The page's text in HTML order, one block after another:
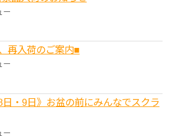
ー
再入荷のご案内■
ー
・9日》お盆の前にみんなでスクラ
ー